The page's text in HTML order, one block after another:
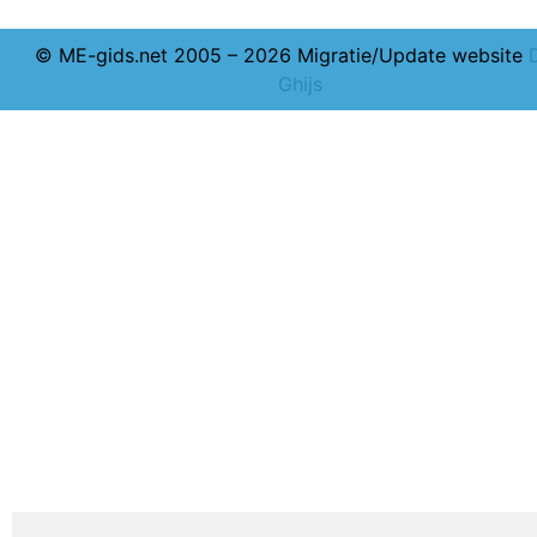
© ME-gids.net 2005 – 2026 Migratie/Update website
Ghijs